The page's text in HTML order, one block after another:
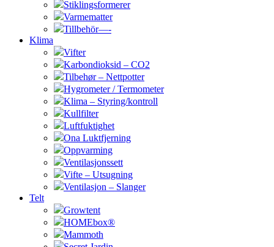
Stiklingsformerer
Varmematter
Tillbehör—-
Klima
Vifter
Karbondioksid – CO2
Tilbehør – Nettpotter
Hygrometer / Termometer
Klima – Styring/kontroll
Kullfilter
Luftfuktighet
Ona Luktfjerning
Oppvarming
Ventilasjonssett
Vifte – Utsugning
Ventilasjon – Slanger
Telt
Growtent
HOMEbox®
Mammoth